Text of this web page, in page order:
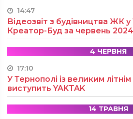
14:47
Відеозвіт з будівництва ЖК у
Креатор-Буд за червень 2024
4 ЧЕРВНЯ
17:10
У Тернополі із великим
виступить YAKTAK
14 ТРАВНЯ